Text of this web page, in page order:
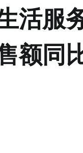
活服
额同